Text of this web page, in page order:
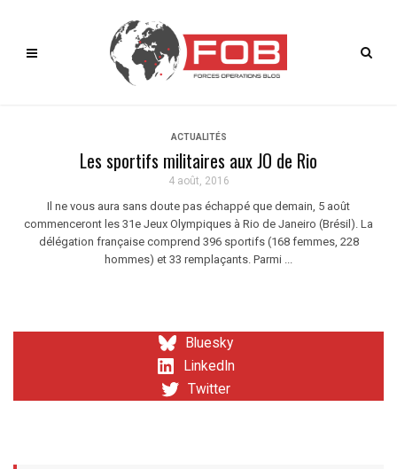
ACTUALITÉS
Les sportifs militaires aux JO de Rio
4 août, 2016
Il ne vous aura sans doute pas échappé que demain, 5 août
commenceront les 31e Jeux Olympiques à Rio de Janeiro (Brésil). La
délégation française comprend 396 sportifs (168 femmes, 228
hommes) et 33 remplaçants. Parmi ...
Bluesky
LinkedIn
Twitter